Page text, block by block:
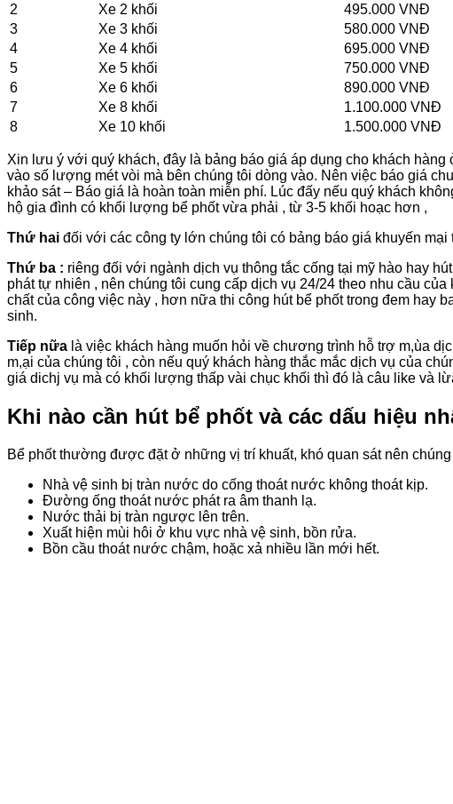
2
Xe 2 khối
495.000 VNĐ
3
Xe 3 khối
580.000 VNĐ
4
Xe 4 khối
695.000 VNĐ
5
Xe 5 khối
750.000 VNĐ
6
Xe 6 khối
890.000 VNĐ
7
Xe 8 khối
1.100.000 VNĐ
8
Xe 10 khối 1.500.000 VNĐ
Xin lưu ý với quý khách, đây là bảng báo giá áp dụng cho khách
vào số lượng mét vòi mà bên chúng tôi dòng vào. Nên việc báo giá
khảo sát – Báo giá là hoàn toàn miễn phí. Lúc đấy nếu quý khách
hộ gia đình có khổi lượng bể phốt vừa phải , từ 3-5 khối hoạc hơn ,
Thứ hai đối với các công ty lớn chúng tôi có bảng báo giá khuyến
Thứ ba : riêng đối với ngành dịch vụ thông tắc cống tại mỹ hào hay
phát tự nhiên , nên chúng tôi cung cấp dịch vụ 24/24 theo nhu cầu
chất của công việc này , hơn nữa thi công hút bể phốt trong đem
sinh.
Tiếp nữa là việc khách hàng muốn hỏi về chương trình hỗ trợ m,ùa
m,ại của chúng tôi , còn nếu quý khách hàng thắc mắc dịch vụ của
giá dichj vụ mà có khối lượng thấp vài chục khối thì đó là câu like và
Khi nào cần hút bể phốt và các dấu hiệu
Bể phốt thường được đặt ở những vị trí khuất, khó quan sát nên
Nhà vệ sinh bị tràn nước do cống thoát nước không thoát kịp.
Đường ống thoát nước phát ra âm thanh lạ.
Nước thải bị tràn ngược lên trên.
Xuất hiện mùi hôi ở khu vực nhà vệ sinh, bồn rửa.
Bồn cầu thoát nước chậm, hoặc xả nhiều lần mới hết.